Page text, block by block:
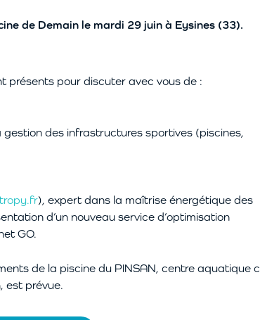
de Demain le mardi 29 juin à Eysines (33).
présents pour discuter avec vous de :
gestion des infrastructures sportives (piscines,
), expert dans la maîtrise énergétique des
d’un nouveau service d’optimisation
GO.
de la piscine du PINSAN, centre aquatique
est prévue.